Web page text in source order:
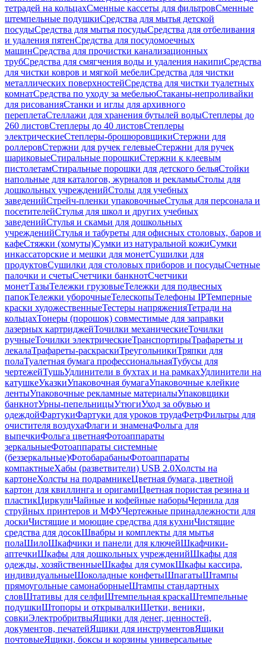
тетрадей на кольцахСменные кассеты для фильтровСменные
штемпельные подушкиСредства для мытья детской
посудыСредства для мытья посудыСредства для отбеливания
и удаления пятенСредства для посудомоечных
машинСредства для прочистки канализационных
трубСредства для смягчения воды и удаления накипиСредства
для чистки ковров и мягкой мебелиСредства для чистки
металлических поверхностейСредства для чистки туалетных
комнатСредства по уходу за мебельюСтаканы-непроливайки
для рисованияСтанки и иглы для архивного
переплетаСтеллажи для хранения бутылей водыСтеплеры до
260 листовСтеплеры до 40 листовСтеплеры
электрическиеСтеплеры-брошюровщикиСтержни для
роллеровСтержни для ручек гелевыеСтержни для ручек
шариковыеСтиральные порошкиСтержни к клеевым
пистолетамСтиральные порошки для детского бельяСтойки
напольные для каталогов, журналов и рекламыСтолы для
дошкольных учрежденийСтолы для учебных
заведенийСтрейч-пленки упаковочныеСтулья для персонала и
посетителейСтулья для школ и других учебных
заведенийСтулья и скамьи для дошкольных
учрежденийСтулья и табуреты для офисных столовых, баров и
кафеСтяжки (хомуты)Сумки из натуральной кожиСумки
инкассаторские и мешки для монетСушилки для
продуктовСушилки для столовых приборов и посудыСчетные
палочки и счетыСчетчики банкнотСчетчики
монетТазыТележки грузовыеТележки для подвесных
папокТележки уборочныеТелескопыТелефоны IPТемперные
краски художественныеТестеры напряженияТетради на
кольцахТонеры (порошок) совместимые для заправки
лазерных картриджейТочилки механическиеТочилки
ручныеТочилки электрическиеТранспортирыТрафареты и
лекалаТрафареты-раскраскиТреугольникиТряпки для
полаТуалетная бумага профессиональнаяТубусы для
чертежейТушьУдлинители в бухтах и на рамкахУдлинители на
катушкеУказкиУпаковочная бумагаУпаковочные клейкие
лентыУпаковочные рекламные материалыУпаковщики
банкнотУрны-пепельницыУтюгиУход за обувью и
одеждойФартукиФартуки для уроков трудаФетрФильтры для
очистителя воздухаФлаги и знаменаФольга для
выпечкиФольга цветнаяФотоаппараты
зеркальныеФотоаппараты системные
(беззеркальные)ФотобарабаныФотоаппараты
компактныеХабы (разветвители) USB 2.0Холсты на
картонеХолсты на подрамникеЦветная бумага, цветной
картон для квиллинга и оригамиЦветная пористая резина и
пластикЦиркулиЧайные и кофейные наборыЧернила для
струйных принтеров и МФУЧертежные принадлежности для
доскиЧистящие и моющие средства для кухниЧистящие
средства для досокШвабры и комплекты для мытья
полаШилоШкафчики и панели для ключейШкафчики-
аптечкиШкафы для дошкольных учрежденийШкафы для
одежды, хозяйственныеШкафы для сумокШкафы кассира,
индивидуальныеШоколадные конфетыШпагатыШтампы
прямоугольные самонаборныеШтампы стандартных
словШтативы для селфиШтемпельная краскаШтемпельные
подушкиШтопоры и открывалкиЩетки, веники,
совкиЭлектробритвыЯщики для денег, ценностей,
документов, печатейЯщики для инструментовЯщики
почтовыеЯщики, боксы и корзины универсальные